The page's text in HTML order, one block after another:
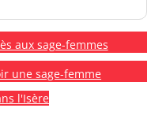
aux sage-femmes
une sage-femme
l'Isère